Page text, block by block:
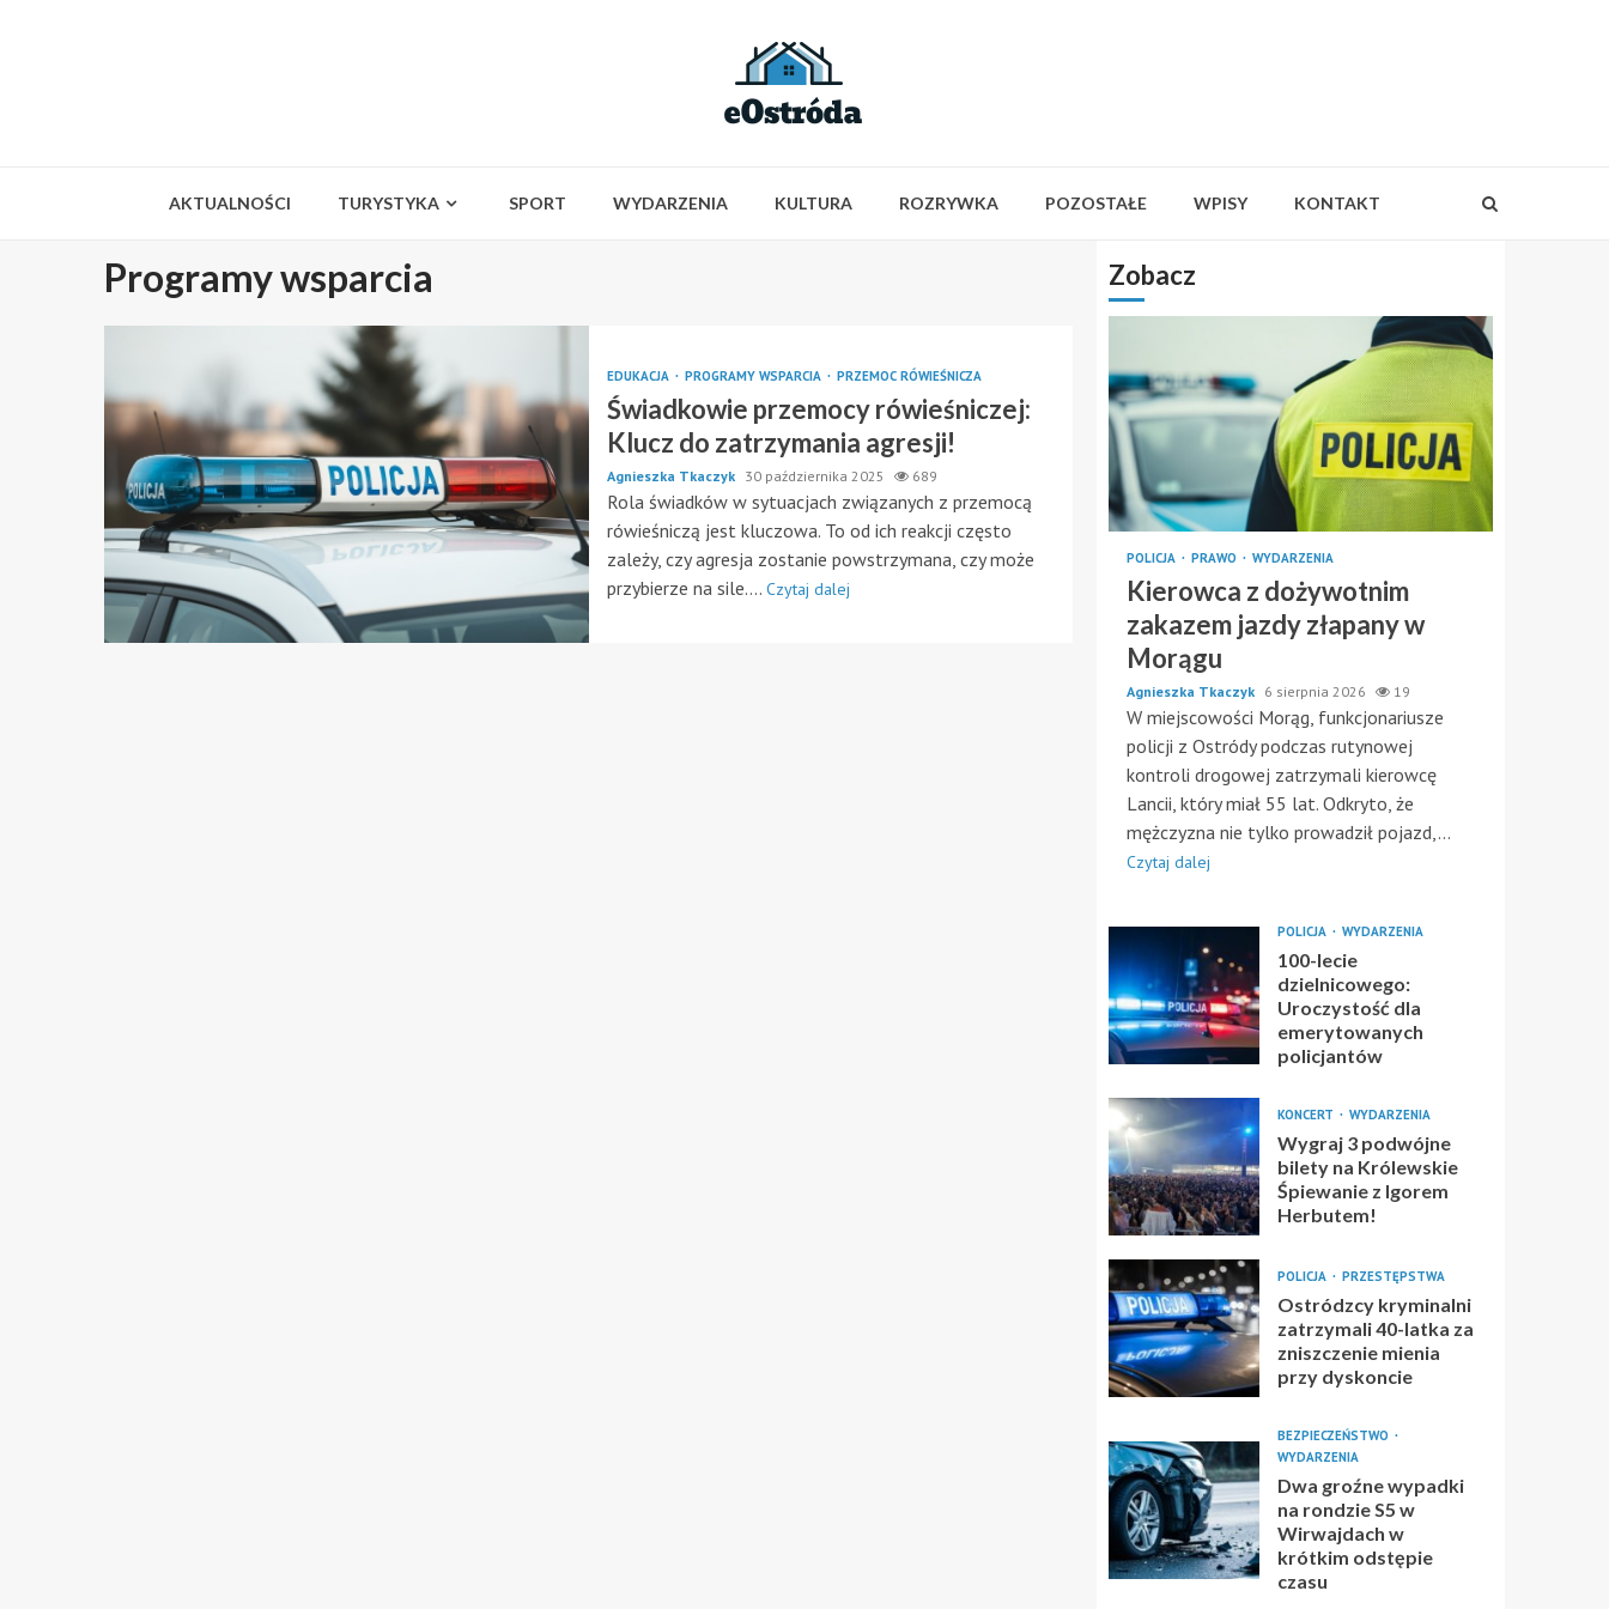
AKTUALNOŚCI TURYSTYKA SPORT WYDARZENIA KULTURA ROZRYWKA POZOSTAŁE WPISY KONTAKT
Programy wsparcia
EDUKACJA PROGRAMY WSPARCIA PRZEMOC RÓWIEŚNICZA
Świadkowie przemocy rówieśniczej:
Klucz do zatrzymania agresji!
Agnieszka Tkaczyk 30 października 2025 689
Rola świadków w sytuacjach związanych z przemocą
rówieśniczą jest kluczowa. To od ich reakcji często
zależy, czy agresja zostanie powstrzymana, czy może
przybierze na sile.... Czytaj dalej
Zobacz
POLICJA PRAWO WYDARZENIA
Kierowca z dożywotnim
zakazem jazdy złapany w
Morągu
Agnieszka Tkaczyk 6 sierpnia 2026 19
W miejscowości Morąg, funkcjonariusze
policji z Ostródy podczas rutynowej
kontroli drogowej zatrzymali kierowcę
Lancii, który miał 55 lat. Odkryto, że
mężczyzna nie tylko prowadził pojazd,...
Czytaj dalej
POLICJA WYDARZENIA
100-lecie
dzielnicowego:
Uroczystość dla
emerytowanych
policjantów
KONCERT WYDARZENIA
Wygraj 3 podwójne
bilety na Królewskie
Śpiewanie z Igorem
Herbutem!
POLICJA PRZESTĘPSTWA
Ostródzcy kryminalni
zatrzymali 40-latka za
zniszczenie mienia
przy dyskoncie
BEZPIECZEŃSTWO
WYDARZENIA
Dwa groźne wypadki
na rondzie S5 w
Wirwajdach w
krótkim odstępie
czasu